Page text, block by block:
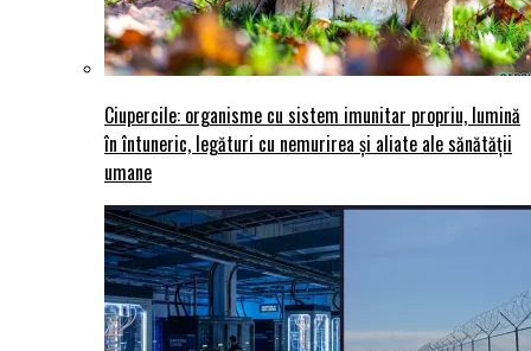
Ciupercile: organisme cu sistem imunitar propriu, lumină
în întuneric, legături cu nemurirea și aliate ale sănătății
umane